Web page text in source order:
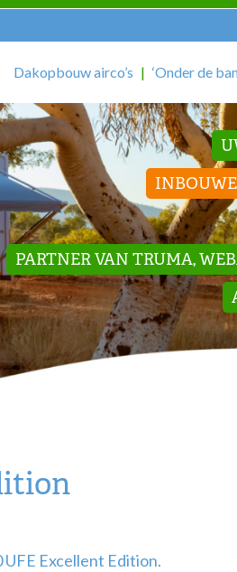
Dakopbouw airco’s ‘Onder de
PARTNER VAN TRUMA,
Excellent Edition.